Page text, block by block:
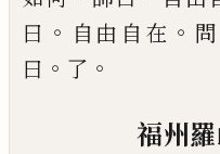
曰 。 自由自 在 。 問
曰 。 了 。
福州